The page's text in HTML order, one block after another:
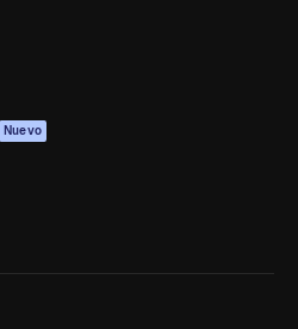
Nuevo